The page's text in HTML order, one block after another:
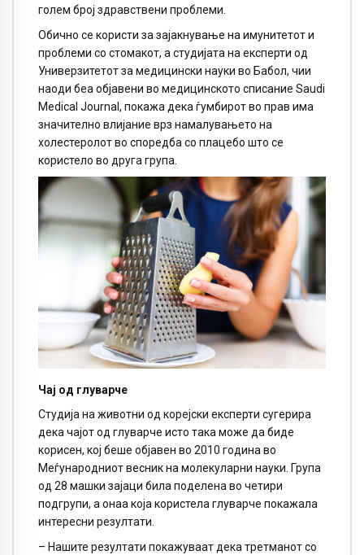
голем број здравствени проблеми.
Обично се користи за зајакнување на имунитетот и
проблеми со стомакот, а студијата на експерти од
Универзитетот за медицински науки во Бабол, чии
наоди беа објавени во медицинското списание Saudi
Medical Journal, покажа дека ѓумбирот во прав има
значително влијание врз намалувањето на
холестеролот во споредба со плацебо што се
користело во друга група.
Чај од глуварче
Студија на животни од корејски експерти сугерира
дека чајот од глуварче исто така може да биде
корисен, кој беше објавен во 2010 година во
Меѓународниот весник на молекуларни науки. Група
од 28 машки зајаци била поделена во четири
подгрупи, а онаа која користела глуварче покажала
интересни резултати.
– Нашите резултати покажуваат дека третманот со